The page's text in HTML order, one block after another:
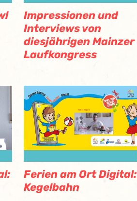
Impressionen und
Interviews von
diesjährigen Mainzer
Laufkongress
Ferien am Ort Digital:
Kegelbahn